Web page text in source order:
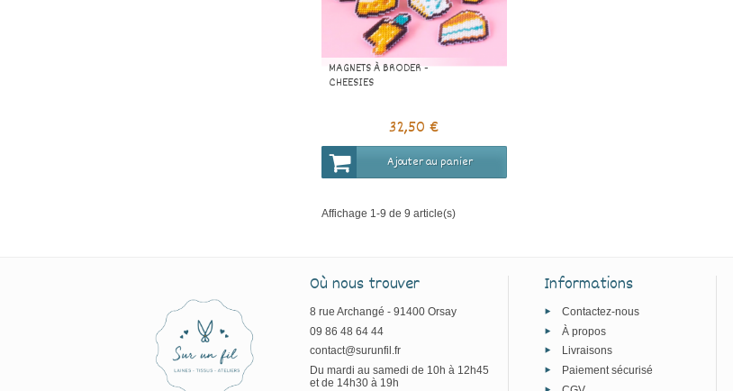
MAGNETS À BRODER -
CHEESIES
32,50 €
Ajouter au panier
Affichage 1-9 de 9 article(s)
Où nous trouver
8 rue Archangé - 91400 Orsay
09 86 48 64 44
contact@surunfil.fr
Du mardi au samedi de 10h à 12h45
et de 14h30 à 19h
Informations
Contactez-nous
À propos
Livraisons
Paiement sécurisé